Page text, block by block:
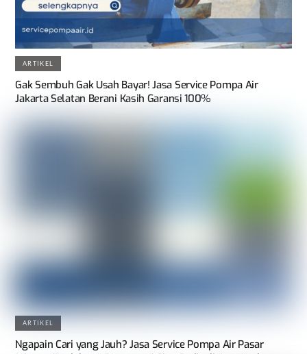
ARTIKEL
Gak Sembuh Gak Usah Bayar! Jasa Service Pompa Air
Jakarta Selatan Berani Kasih Garansi 100%
ARTIKEL
Ngapain Cari yang Jauh? Jasa Service Pompa Air Pasar